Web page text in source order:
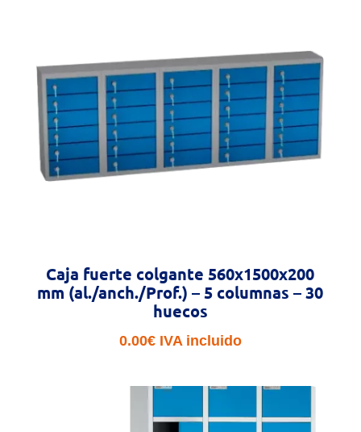
Caja fuerte colgante 560x1500x200
mm (al./anch./Prof.) – 5 columnas – 30
huecos
0.00€ IVA incluido